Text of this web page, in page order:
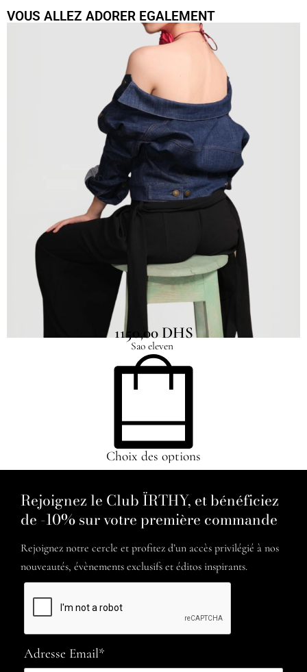
VOUS ALLEZ ADORER EGALEMENT
Veste Mila Denim Courte
Sao eleven
1150,00DHS
Choix des options
Rejoignez le Club ÏRTHY, et bénéficiez
de -10% sur votre première commande
Rejoignez notre cercle et profitez d’un accès privilégié à nos
nouveautés, évènements exclusifs et éditos inspirants.
Adresse Email*